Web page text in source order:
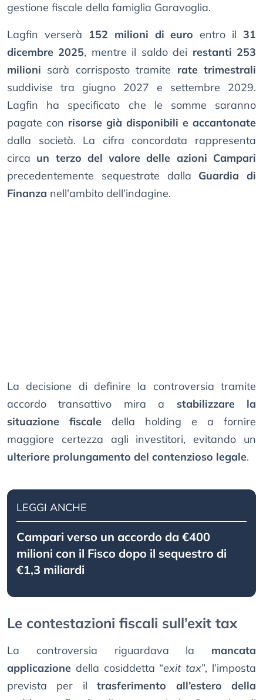
gestione fiscale della famiglia Garavoglia.
Lagfin verserà 152 milioni di euro entro il 31
dicembre 2025, mentre il saldo dei restanti 253
milioni sarà corrisposto tramite rate trimestrali
suddivise tra giugno 2027 e settembre 2029.
Lagfin ha specificato che le somme saranno
pagate con risorse già disponibili e accantonate
dalla società. La cifra concordata rappresenta
circa un terzo del valore delle azioni Campari
precedentemente sequestrate dalla Guardia di
Finanza nell’ambito dell’indagine.
La decisione di definire la controversia tramite
accordo transattivo mira a stabilizzare la
situazione fiscale della holding e a fornire
maggiore certezza agli investitori, evitando un
ulteriore prolungamento del contenzioso legale.
LEGGI ANCHE
Campari verso un accordo da €400
milioni con il Fisco dopo il sequestro di
€1,3 miliardi
Le contestazioni fiscali sull’exit tax
La controversia riguardava la mancata
applicazione della cosiddetta “exit tax”, l’imposta
prevista per iltrasferimento all’estero della